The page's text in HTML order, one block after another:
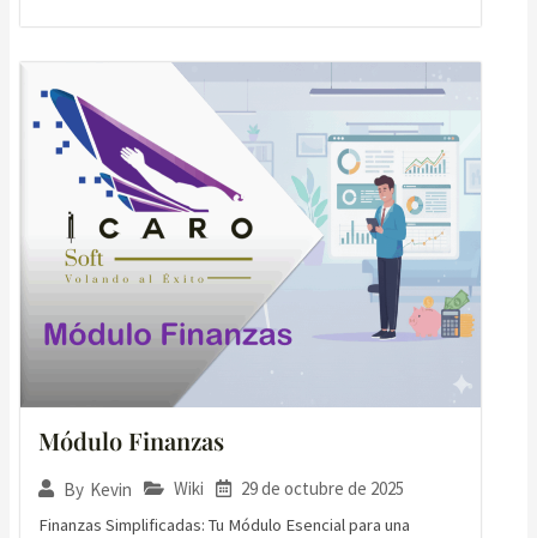
Módulo Finanzas
By Kevin Wiki 29 de octubre de 2025
Finanzas Simplificadas: Tu Módulo Esencial para una